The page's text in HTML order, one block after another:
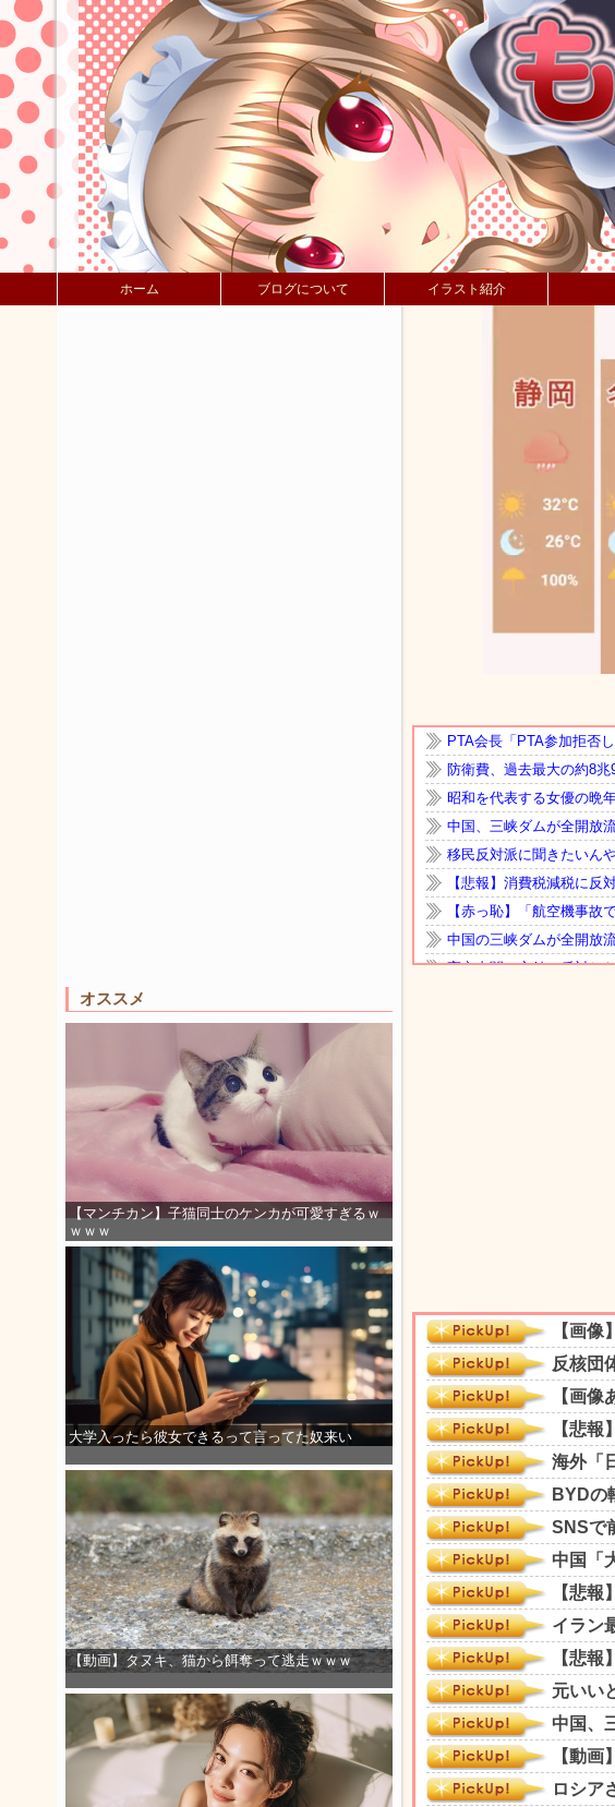
ホーム ブログについて イラスト紹介
オススメ
【マンチカン】子猫同士のケンカが可愛すぎるｗ
ｗｗｗ
大学入ったら彼女できるって言ってた奴来い
【動画】タヌキ、猫から餌奪って逃走ｗｗｗ